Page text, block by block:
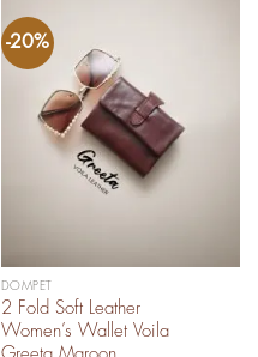
-20%
DOMPET
2 Fold Soft Leather
Women’s Wallet Voila